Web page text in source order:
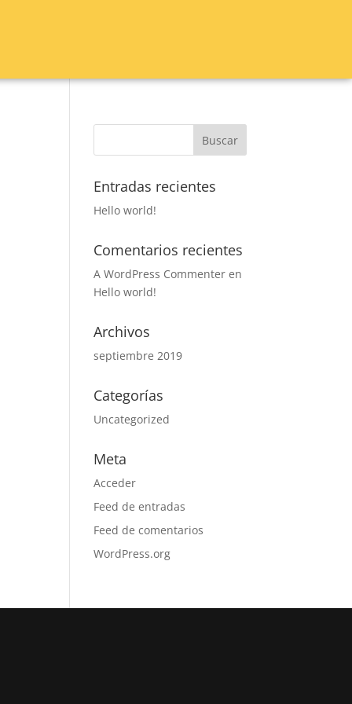
Entradas recientes
Hello world!
Comentarios recientes
A WordPress Commenter en
Hello world!
Archivos
septiembre 2019
Categorías
Uncategorized
Meta
Acceder
Feed de entradas
Feed de comentarios
WordPress.org